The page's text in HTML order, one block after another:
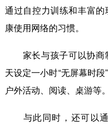
通过自控力训练和丰富
康使用网络的习惯。
家长与孩子可以协商
天设定一小时“无屏幕时
户外活动、阅读、桌游等。
与此同时，还可以通